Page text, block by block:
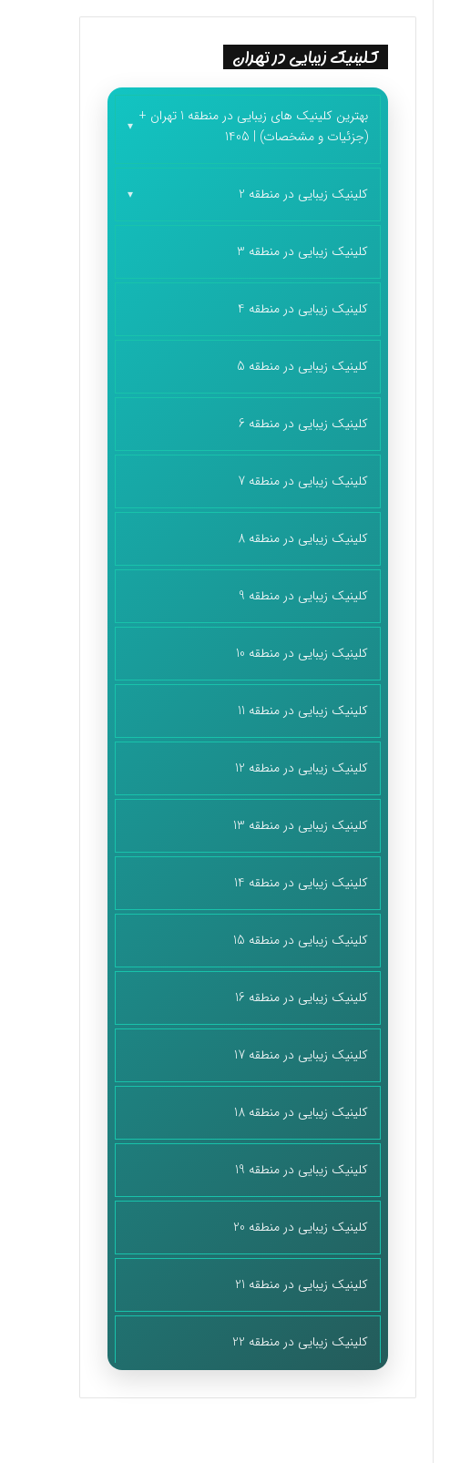
کلینیک زیبایی در تهران
بهترین کلینیک های زیبایی در منطقه 1 تهران +
(جزئیات و مشخصات) | 1405
کلینیک زیبایی در منطقه 2
کلینیک زیبایی در منطقه 3
کلینیک زیبایی در منطقه 4
کلینیک زیبایی در منطقه 5
کلینیک زیبایی در منطقه 6
کلینیک زیبایی در منطقه 7
کلینیک زیبایی در منطقه 8
کلینیک زیبایی در منطقه 9
کلینیک زیبایی در منطقه 10
کلینیک زیبایی در منطقه 11
کلینیک زیبایی در منطقه 12
کلینیک زیبایی در منطقه 13
کلینیک زیبایی در منطقه 14
کلینیک زیبایی در منطقه 15
کلینیک زیبایی در منطقه 16
کلینیک زیبایی در منطقه 17
کلینیک زیبایی در منطقه 18
کلینیک زیبایی در منطقه 19
کلینیک زیبایی در منطقه 20
کلینیک زیبایی در منطقه 21
کلینیک زیبایی در منطقه 22